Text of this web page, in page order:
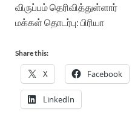
விருப்பம் தெரிவித்துள்ளார்
மக்கள் தொடர்பு: பிரியா
Share this:
X Facebook
LinkedIn